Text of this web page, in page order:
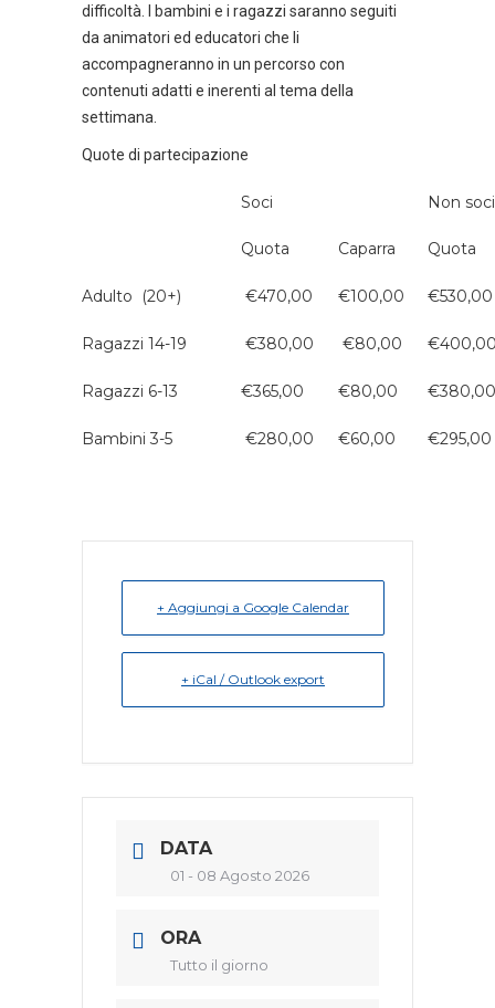
difficoltà. I bambini e i ragazzi saranno seguiti
da animatori ed educatori che li
accompagneranno in un percorso con
contenuti adatti e inerenti al tema della
settimana.
Quote di partecipazione
Soci Non soci
Quota Caparra Quota
Adulto (20+) €470,00 €100,00 €530,00
Ragazzi 14-19 €380,00 €80,00
Ragazzi 6-13 €365,00 €80,00 €380,00
Bambini 3-5 €280,00 €60,00 €295,00
+ Aggiungi a Google Calendar
+ iCal / Outlook export
DATA
01 - 08 Agosto 2026
ORA
Tutto il giorno